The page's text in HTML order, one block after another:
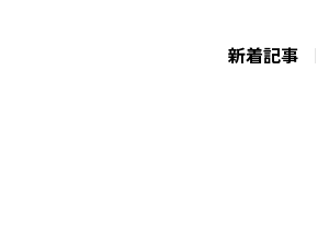
新着記事